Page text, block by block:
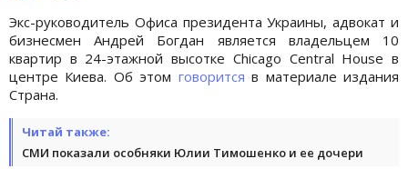
Экс-руководитель Офиса президента Украины, адвокат и
бизнесмен Андрей Богдан является владельцем 10
квартир в 24-этажной высотке Chicago Central House в
центре Киева. Об этом говорится в материале издания
Страна.
Читай также:
СМИ показали особняки Юлии Тимошенко и ее дочери